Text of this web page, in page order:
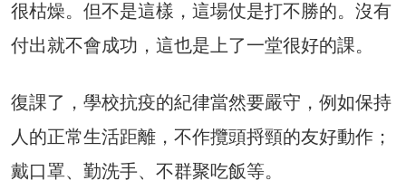
很枯燥。但不是這樣，這場仗是打不勝的。沒有
付出就不會成功，這也是上了一堂很好的課。
復課了，學校抗疫的紀律當然要嚴守，例如保持
人的正常生活距離，不作攬頭捋頸的友好動作；
戴口罩、勤洗手、不群聚吃飯等。